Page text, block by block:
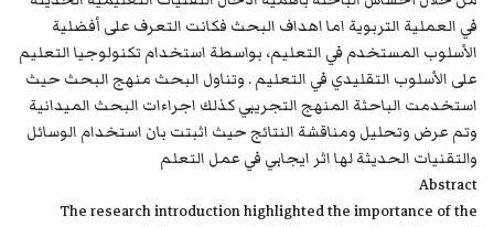
في العملية التربوية اما اهداف البحث فكانت التعرف على أفضلية
الأسلوب المستخدم في التعليم، بواسطة استخدام تكنولوجيا التعليم
على الأسلوب التقليدي في التعليم . وتناول البحث منهج البحث حيث
استخدمت الباحثة المنهج التجريبي كذلك اجراءات البحث الميدانية
وتم عرض وتحليل ومناقشة النتائج حيث اثبتت بان استخدام الوسائل
والتقنيات الحديثة لها اثر ايجابي في عمل التعلم
Abstract
The research introduction highlighted the importance of the